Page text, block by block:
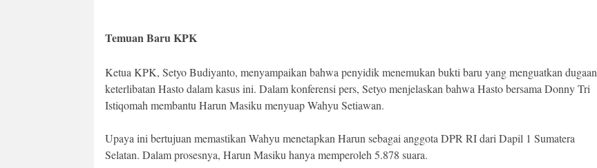
Temuan Baru KPK
Ketua KPK, Setyo Budiyanto, menyampaikan bahwa penyidik menemukan bukti baru yang menguatkan dugaan
keterlibatan Hasto dalam kasus ini. Dalam konferensi pers, Setyo menjelaskan bahwa Hasto bersama Donny Tri
Istiqomah membantu Harun Masiku menyuap Wahyu Setiawan.
Upaya ini bertujuan memastikan Wahyu menetapkan Harun sebagai anggota DPR RI dari Dapil 1 Sumatera
Selatan. Dalam prosesnya, Harun Masiku hanya memperoleh 5.878 suara.